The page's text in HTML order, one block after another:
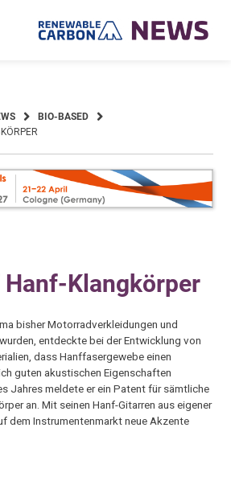
BIO-BASED
Hanf-Klangkörper
bisher Motorradverkleidungen und
entdeckte bei der Entwicklung von
dass Hanffasergewebe einen
guten akustischen Eigenschaften
Jahres meldete er ein Patent für sämtliche
an. Mit seinen Hanf-Gitarren aus eigener
dem Instrumentenmarkt neue Akzente